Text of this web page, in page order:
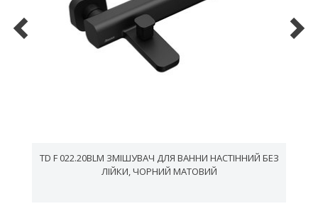
TD F 022.20BLM ЗМІШУВАЧ ДЛЯ ВАННИ НАСТІННИЙ БЕЗ
ЛІЙКИ, ЧОРНИЙ МАТОВИЙ